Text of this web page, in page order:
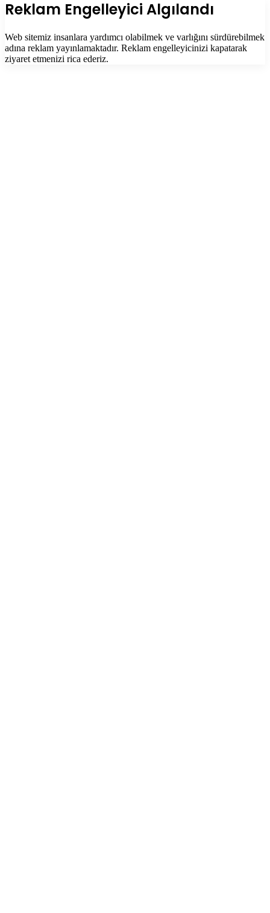
Kapalı
Reklam Engelleyici Algılandı
Web sitemiz insanlara yardımcı olabilmek ve varlığını sürdürebilmek
adına reklam yayınlamaktadır. Reklam engelleyicinizi kapatarak
ziyaret etmenizi rica ederiz.